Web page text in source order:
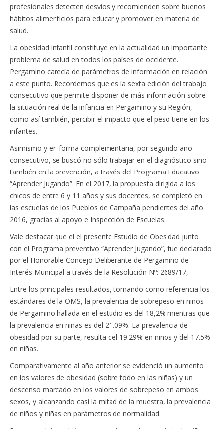
profesionales detecten desvíos y recomienden sobre buenos
hábitos alimenticios para educar y promover en materia de
salud.
La obesidad infantil constituye en la actualidad un importante
problema de salud en todos los países de occidente.
Pergamino carecía de parámetros de información en relación
a este punto. Recordemos que es la sexta edición del trabajo
consecutivo que permite disponer de más información sobre
la situación real de la infancia en Pergamino y su Región,
como así también, percibir el impacto que el peso tiene en los
infantes.
Asimismo y en forma complementaria, por segundo año
consecutivo, se buscó no sólo trabajar en el diagnóstico sino
también en la prevención, a través del Programa Educativo
“Aprender Jugando”. En el 2017, la propuesta dirigida a los
chicos de entre 6 y 11 años y sus docentes, se completó en
las escuelas de los Pueblos de Campaña pendientes del año
2016, gracias al apoyo e Inspección de Escuelas.
Vale destacar que el el presente Estudio de Obesidad junto
con el Programa preventivo “Aprender Jugando”, fue declarado
por el Honorable Concejo Deliberante de Pergamino de
Interés Municipal a través de la Resolución Nº: 2689/17,
Entre los principales resultados, tomando como referencia los
estándares de la OMS, la prevalencia de sobrepeso en niños
de Pergamino hallada en el estudio es del 18,2% mientras que
la prevalencia en niñas es del 21.09%. La prevalencia de
obesidad por su parte, resulta del 19.29% en niños y del 17.5%
en niñas.
Comparativamente al año anterior se evidenció un aumento
en los valores de obesidad (sobre todo en las niñas) y un
descenso marcado en los valores de sobrepeso en ambos
sexos, y alcanzando casi la mitad de la muestra, la prevalencia
de niños y niñas en parámetros de normalidad.